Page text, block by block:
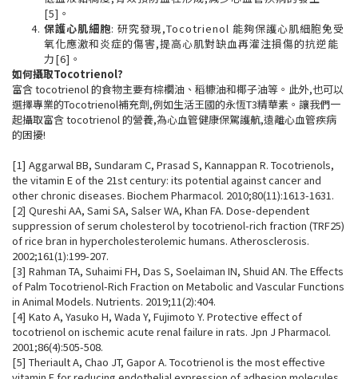
[5]。
保護心肌細胞: 研究發現,Tocotrienol 能夠保護心肌細胞免受
氧化應激和炎症的傷害,提高心肌對缺血再灌注損傷的抗逆能
力[6]。
如何攝取Tocotrienol?
富含 tocotrienol 的食物主要有棕櫚油、稻糠油和椰子油等。此外,也可以
選擇專業的Tocotrienol補充劑,例如生活王國的永恆T3精華素。讓我們一
起攝取富含 tocotrienol 的營養,為心血管健康保駕護航,遠離心血管疾病
的困擾!
[1] Aggarwal BB, Sundaram C, Prasad S, Kannappan R. Tocotrienols,
the vitamin E of the 21st century: its potential against cancer and
other chronic diseases. Biochem Pharmacol. 2010;80(11):1613-1631.
[2] Qureshi AA, Sami SA, Salser WA, Khan FA. Dose-dependent
suppression of serum cholesterol by tocotrienol-rich fraction (TRF25)
of rice bran in hypercholesterolemic humans. Atherosclerosis.
2002;161(1):199-207.
[3] Rahman TA, Suhaimi FH, Das S, Soelaiman IN, Shuid AN. The Effects
of Palm Tocotrienol-Rich Fraction on Metabolic and Vascular Functions
in Animal Models. Nutrients. 2019;11(2):404.
[4] Kato A, Yasuko H, Wada Y, Fujimoto Y. Protective effect of
tocotrienol on ischemic acute renal failure in rats. Jpn J Pharmacol.
2001;86(4):505-508.
[5] Theriault A, Chao JT, Gapor A. Tocotrienol is the most effective